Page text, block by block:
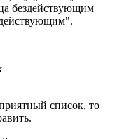
бездействующим
список, то